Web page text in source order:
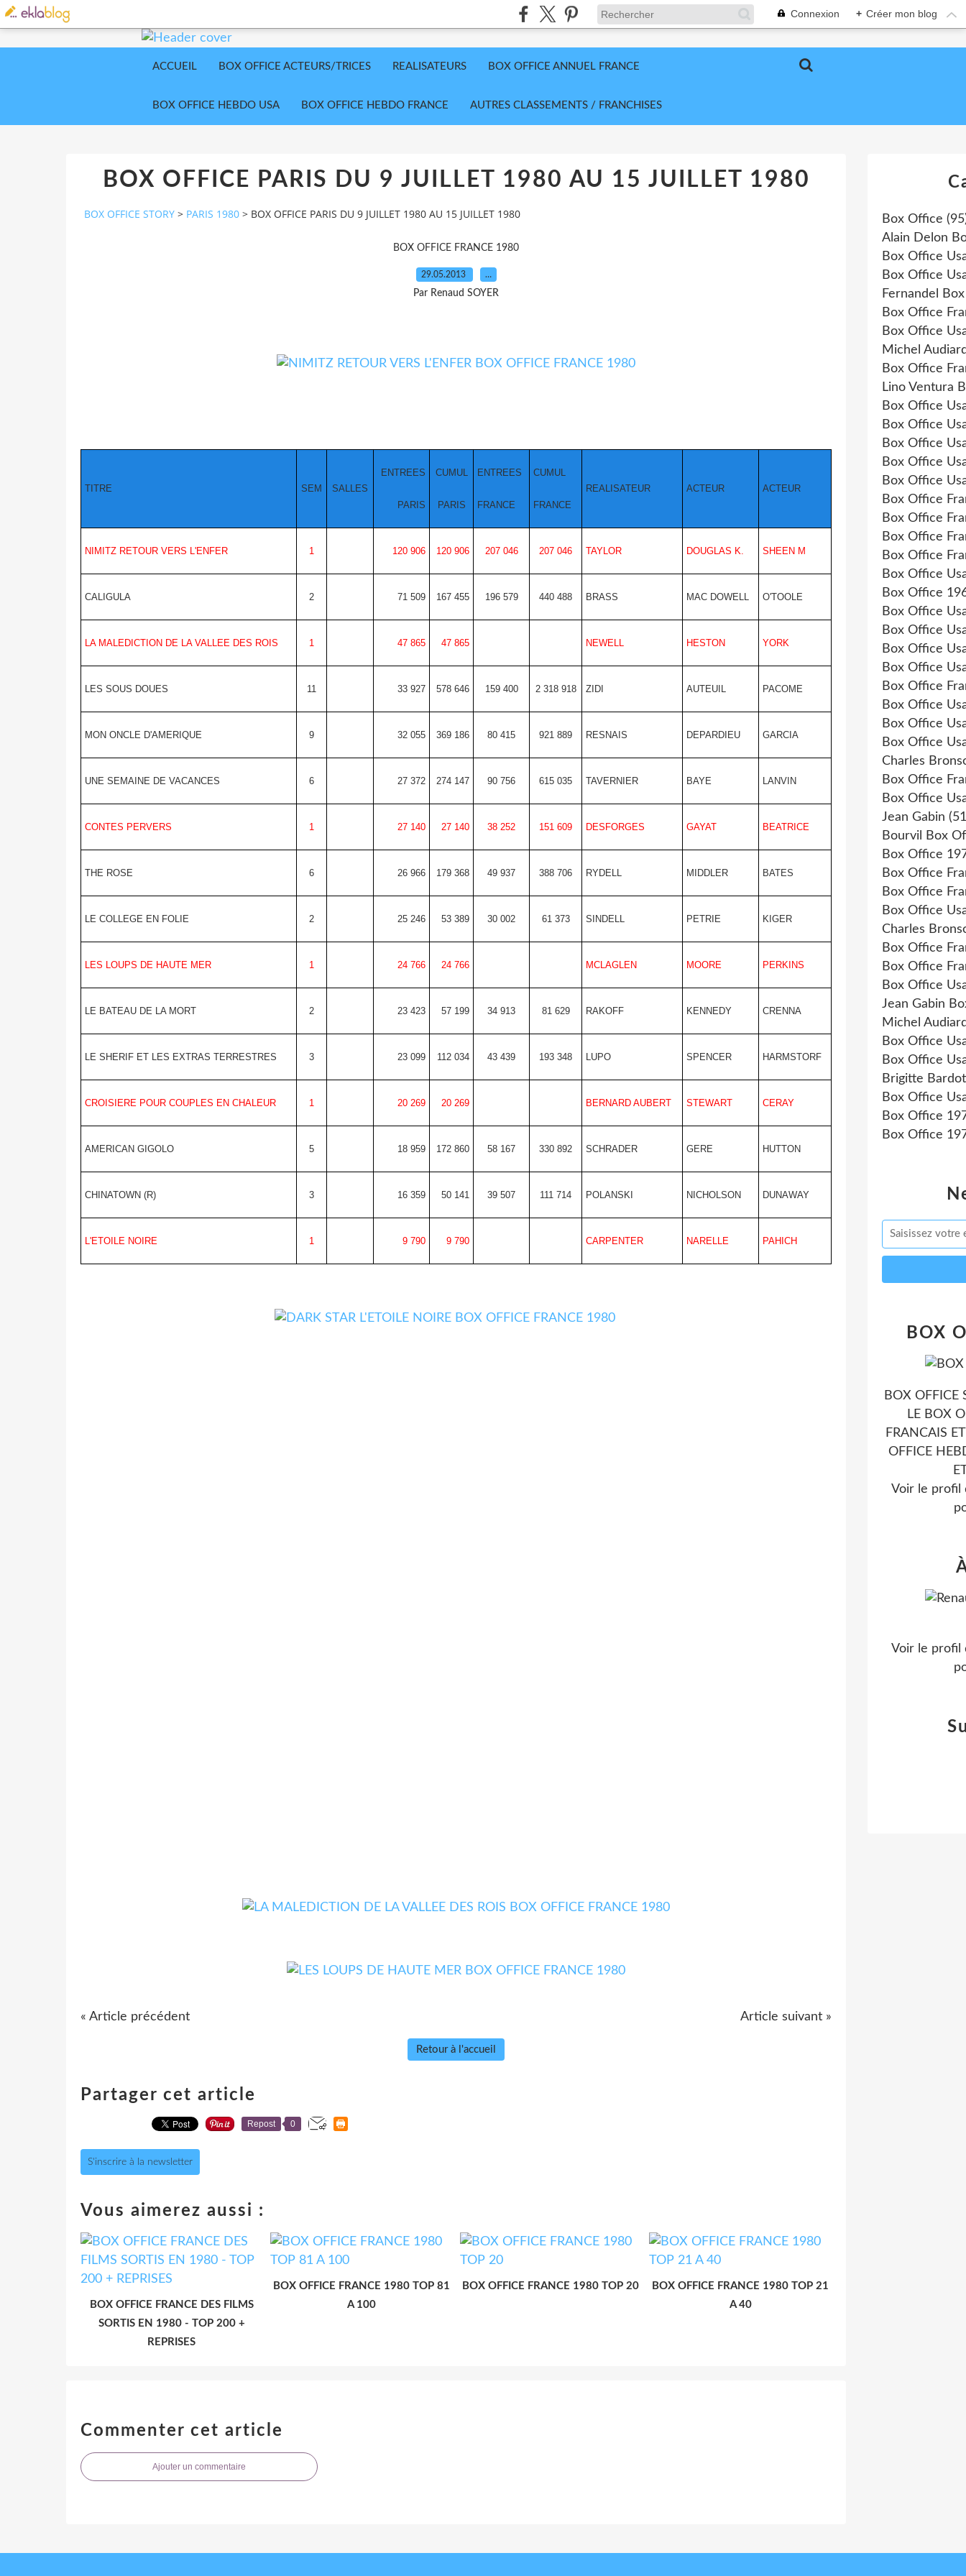
Connexion + Créer mon blog
ACCUEIL BOX OFFICE ACTEURS/TRICES REALISATEURS BOX OFFICE ANNUEL FRANCE
BOX OFFICE HEBDO USA BOX OFFICE HEBDO FRANCE AUTRES CLASSEMENTS / FRANCHISES
BOX OFFICE PARIS DU 9 JUILLET 1980 AU 15 JUILLET 1980
BOX OFFICE STORY > PARIS 1980 > BOX OFFICE PARIS DU 9 JUILLET 1980 AU 15 JUILLET 1980
BOX OFFICE FRANCE 1980
29.05.2013 …
Par Renaud SOYER
TITRE SEM SALLES
ENTREES
PARIS
CUMUL
PARIS
ENTREES
FRANCE
CUMUL
FRANCE
REALISATEUR ACTEUR ACTEUR
NIMITZ RETOUR VERS L'ENFER 1 120 906 120 906 207 046 207 046 TAYLOR DOUGLAS K. SHEEN M
CALIGULA 2 71 509 167 455 196 579 440 488 BRASS MAC DOWELL O'TOOLE
LA MALEDICTION DE LA VALLEE DES ROIS 1 47 865 47 865 NEWELL HESTON YORK
LES SOUS DOUES 11 33 927 578 646 159 400 2 318 918 ZIDI AUTEUIL PACOME
MON ONCLE D'AMERIQUE 9 32 055 369 186 80 415 921 889 RESNAIS DEPARDIEU GARCIA
UNE SEMAINE DE VACANCES 6 27 372 274 147 90 756 615 035 TAVERNIER BAYE LANVIN
CONTES PERVERS 1 27 140 27 140 38 252 151 609 DESFORGES GAYAT BEATRICE
THE ROSE 6 26 966 179 368 49 937 388 706 RYDELL MIDDLER BATES
LE COLLEGE EN FOLIE 2 25 246 53 389 30 002 61 373 SINDELL PETRIE KIGER
LES LOUPS DE HAUTE MER 1 24 766 24 766 MCLAGLEN MOORE PERKINS
LE BATEAU DE LA MORT 2 23 423 57 199 34 913 81 629 RAKOFF KENNEDY CRENNA
LE SHERIF ET LES EXTRAS TERRESTRES 3 23 099 112 034 43 439 193 348 LUPO SPENCER HARMSTORF
CROISIERE POUR COUPLES EN CHALEUR 1 20 269 20 269 BERNARD AUBERT STEWART CERAY
AMERICAN GIGOLO 5 18 959 172 860 58 167 330 892 SCHRADER GERE HUTTON
CHINATOWN (R) 3 16 359 50 141 39 507 111 714 POLANSKI NICHOLSON DUNAWAY
L'ETOILE NOIRE 1 9 790 9 790 CARPENTER NARELLE PAHICH
« Article précédent Article suivant »
Retour à l'accueil
Partager cet article
Repost 0
S'inscrire à la newsletter
Vous aimerez aussi :
BOX OFFICE FRANCE DES FILMS
SORTIS EN 1980 - TOP 200 +
REPRISES
BOX OFFICE FRANCE 1980 TOP 81
A 100
BOX OFFICE FRANCE 1980 TOP 20
BOX OFFICE FRANCE 1980 TOP 21
A 40
Commenter cet article
Ajouter un commentaire
Box Office
Alain Delon
Box Office
Box Office
Fernandel
Box Office
Box Office
Michel
Box Office
Lino Ventura
Box Office
Box Office
Box Office
Box Office
Box Office
Box Office
Box Office
Box Office
Box Office
Box Office
Box Office
Box Office
Box Office
Box Office
Box Office
Box Office
Box Office
Box Office
Box Office
Charles
Box Office
Box Office
Jean Gabin
Bourvil Box
Box Office
Box Office
Box Office
Box Office
Charles
Box Office
Box Office
Box Office
Jean Gabin
Michel
Box Office
Box Office
Brigitte Bardot
Box Office
Box Office
Box Office
BOX
BOX OFFICE
LE BOX
FRANCAIS
OFFICE
Voir le profil
Voir le profil